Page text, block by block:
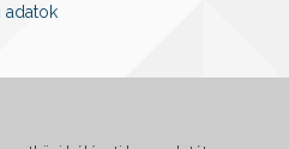
adatok